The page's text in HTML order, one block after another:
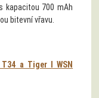
kapacitou 700 mAh
bitevní vřavu.
T34 a Tiger I WSN